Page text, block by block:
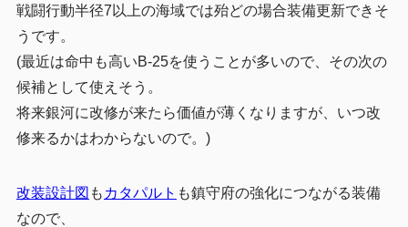
戦闘行動半径7以上の海域では殆どの場合装備更新できそ
うです。
(最近は命中も高いB-25を使うことが多いので、その次の
候補として使えそう。
将来銀河に改修が来たら価値が薄くなりますが、いつ改
修来るかはわからないので。)
改装設計図 も カタパルト も鎮守府の強化につながる装備
なので、